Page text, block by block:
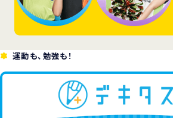
運動も、勉強も！